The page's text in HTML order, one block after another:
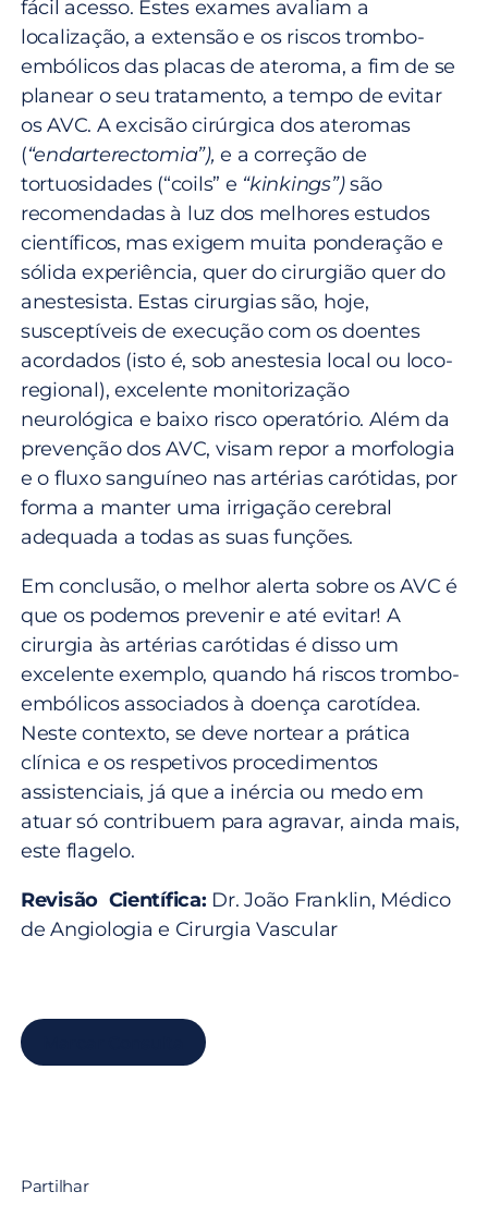
fácil acesso. Estes exames avaliam a
localização, a extensão e os riscos trombo-
embólicos das placas de ateroma, a fim de se
planear o seu tratamento, a tempo de evitar
os AVC. A excisão cirúrgica dos ateromas
(“endarterectomia”),e a correção de
tortuosidades (“coils” e “kinkings”)são
recomendadas à luz dos melhores estudos
científicos, mas exigem muita ponderação e
sólida experiência, quer do cirurgião quer do
anestesista. Estas cirurgias são, hoje,
susceptíveis de execução com os doentes
acordados (isto é, sob anestesia local ou loco-
regional), excelente monitorização
neurológica e baixo risco operatório. Além da
prevenção dos AVC, visam repor a morfologia
e o fluxo sanguíneo nas artérias carótidas, por
forma a manter uma irrigação cerebral
adequada a todas as suas funções.
Em conclusão, o melhor alerta sobre os AVC é
que os podemos prevenir e até evitar! A
cirurgia às artérias carótidas é disso um
excelente exemplo, quando há riscos trombo-
embólicos associados à doença carotídea.
Neste contexto, se deve nortear a prática
clínica e os respetivos procedimentos
assistenciais, já que a inércia ou medo em
atuar só contribuem para agravar, ainda mais,
este flagelo.
Revisão Científica: Dr. João Franklin, Médico
de Angiologia e Cirurgia Vascular
Partilhar